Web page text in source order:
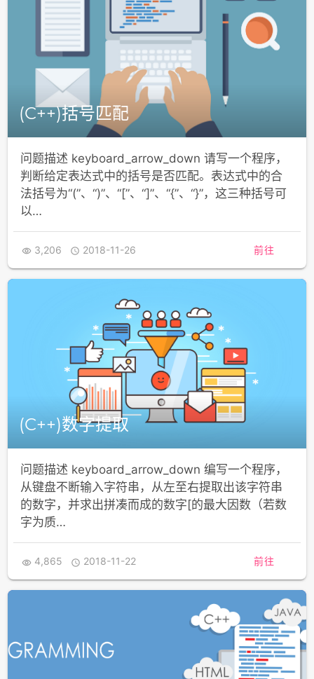
(C++)括号匹配
问题描述 keyboard_arrow_down 请写一个程序，
判断给定表达式中的括号是否匹配。表达式中的合
法括号为“(”、“)”、“[”、“]”、“{”、“}”，这三种括号可
以…
 3,206  2018-11-26 前往
(C++)数字提取
问题描述 keyboard_arrow_down 编写一个程序，
从键盘不断输入字符串，从左至右提取出该字符串
的数字，并求出拼凑而成的数字[的最大因数（若数
字为质…
 4,865  2018-11-22 前往